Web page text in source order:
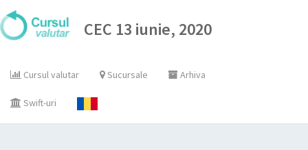
CEC 13 iunie, 2020
Cursul valutar Sucursale Arhiva
Swift-uri